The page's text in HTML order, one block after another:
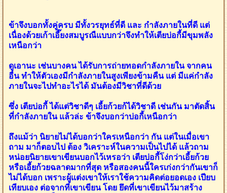
ข้าจึงบอกทั้งคู่ครบ มีทั้งวรยุทธ์ที่ดี และ กำลังภายในที่ดี แต่
เนื่องด้วยเก้าเอี๊ยงสมบูรณืแบบกว่าจึงทำให้เตียบ่อกี้มีขุมพลัง
เหนือกว่า
ดูเอานะ เช่นบางคน ได้รับการถ่ายทอดกำลังภายใน จากคน
อื่น ทำให้ตัวเองมีกำลังภายในสูงเพียงข้ามคืน แต่ มีแค่กำลัง
ภายในจะไปทำอะไรได้ มันต้องมีวิชาที่ดีด้วย
ซึ่ง เตียบ่อกี้ ได้แต่วิชาดีๆ เอี้ยก้วยก้ได้วิชาดี เช่นกัน มาตัดสิ้น
ที่กำลังภายใน แล้วล่ะ ข้าจึงบอกว่าบ่อกี้เหนือกว่า
ถึงแม้ว่า นิยายไม่ได้บอกว่าใครเหนือกว่า กัน แต่ในเมื่อเขา
ถาม มาก็ตอบไป ต้อง วิเคราะห์ในความเป็นไปได้ แล้วถาม
หน่อยนิยายเขาเขียนบอกไว้เหรอว่า เตียบ่อกี้โง่กว่าเอี้ยก้วย
หรือเอี้ยก้วยฉลาดมากที่สุด หรือสองคนนี้ใครเก่งกว่ากันเขาก็
ไม่ได้บอก เพราะผู้แต่งเขาให้เราใช้ความคิดต่อยอดเอง เปียบ
เทียบเอง ต่อจากที่เขาเขียน โดย ยึดที่เขาเขียนไว้มาสร้าง